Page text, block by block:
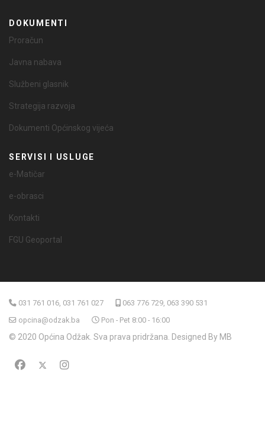
DOKUMENTI
Proračun
Javna nabava
Službeni glasnik
Strategija razvoja
Dokumenti Općinskog vijeća
SERVISI I USLUGE
e-Matičar
e-obrasci
Kontakti
FGU Geoportal
031 761 016, 031 761 027
063 776 729, 063 390 531
opcina@odzak.ba
Pon - Pet 8:00 - 16:00
© 2020 Općina Odžak. Sva prava pridržana. Designed By MB